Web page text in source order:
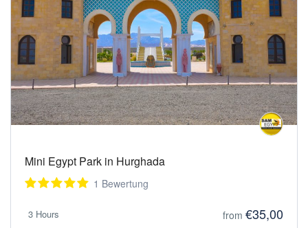
Mini Egypt Park in Hurghada
1 Bewertung
3 Hours from €35,00